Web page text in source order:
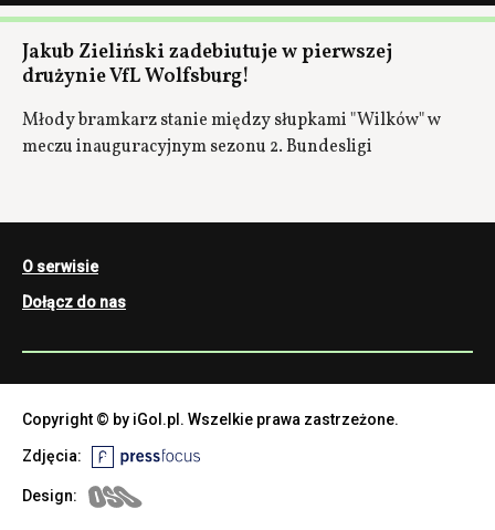
Jakub Zieliński zadebiutuje w pierwszej
drużynie VfL Wolfsburg!
Młody bramkarz stanie między słupkami "Wilków" w
meczu inauguracyjnym sezonu 2. Bundesligi
O serwisie
Dołącz do nas
Copyright © by iGol.pl. Wszelkie prawa zastrzeżone.
Zdjęcia:
Design: